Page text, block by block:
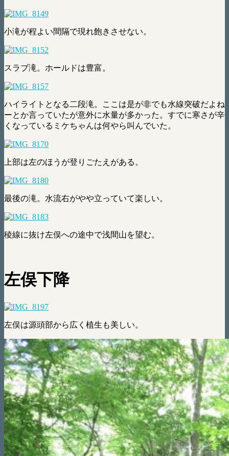
小滝が程よい間隔で現れ飽きさせない。
スラブ滝。ホールドは豊富。
ハイライトとなる二段滝。ここは是が非でも水線突破だよね
ーとか言っていたが意外に水量が多かった。すでに寒さが辛
くなっているミケちゃんは何やら叫んでいた。
上部は左のほうが登りごたえがある。
最後の滝。水流右がやや立っていて楽しい。
稜線に抜け左俣への途中で浅間山を望む。
左俣下降
左俣は源頭部から広く植生も美しい。